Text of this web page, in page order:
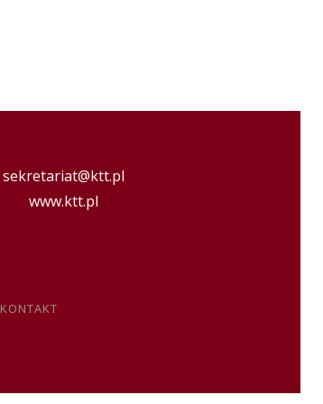
sekretariat@ktt.pl
www.ktt.pl
KONTAKT